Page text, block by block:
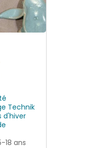
Technik
d'hiver
18 ans